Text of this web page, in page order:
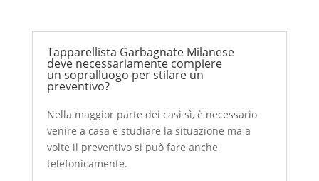
Tapparellista Garbagnate Milanese
deve necessariamente compiere
un sopralluogo per stilare un
preventivo?
Nella maggior parte dei casi sì, è necessario
venire a casa e studiare la situazione ma a
volte il preventivo si può fare anche
telefonicamente.